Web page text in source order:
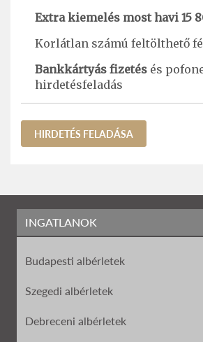
Extra kiemelés most havi 15
Korlátlan számú feltölthető
Bankkártyás fizetés és
hirdetésfeladás
HIRDETÉS FELADÁSA
INGATLANOK
Budapesti albérletek
Szegedi albérletek
Debreceni albérletek